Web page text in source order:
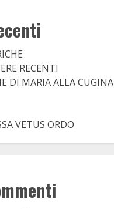
RECENTI
DI MARIA ALLA CUGINA
VETUS ORDO